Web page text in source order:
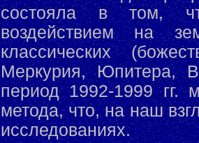
состояла в том,
воздействием на
классических
Меркурия, Юпитера,
период 1992-1999 гг.
метода, что, на наш
исследованиях.